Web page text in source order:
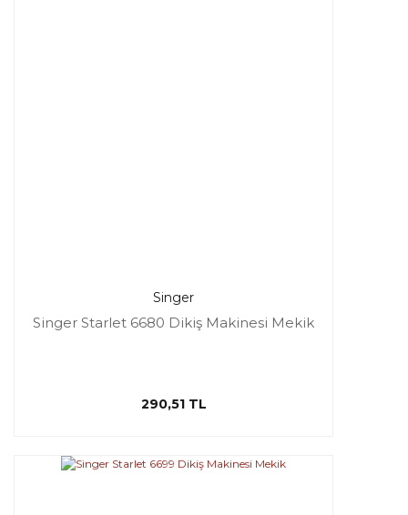
Singer
Singer Starlet 6680 Dikiş Makinesi Mekik
290,51 TL